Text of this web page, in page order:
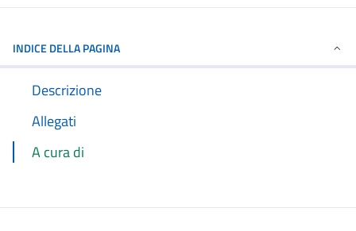
INDICE DELLA PAGINA
Descrizione
Allegati
A cura di